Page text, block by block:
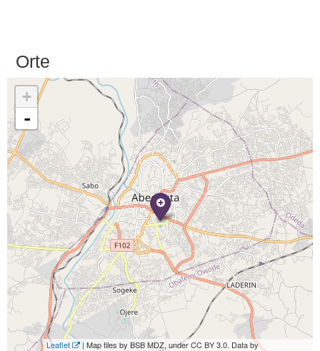
Orte
+
-
Leaflet
| Map tiles by BSB MDZ, under CC BY 3.0. Data by